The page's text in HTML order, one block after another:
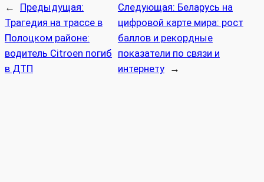
←
Предыдущая:
Трагедия на трассе в
Полоцком районе:
водитель Citroen погиб
в ДТП
Следующая: Беларусь на
цифровой карте мира: рост
баллов и рекордные
показатели по связи и
интернету
→